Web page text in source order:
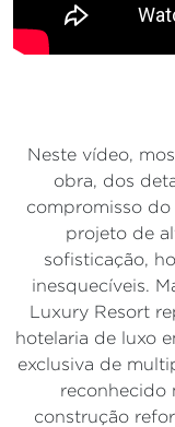
Neste vídeo,
obra, dos
compromisso
projeto de
sofisticação,
inesquecíveis.
Luxury Resort
hotelaria de luxo
exclusiva de
reconhecido
construção